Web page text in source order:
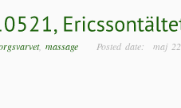
, massage Posted date: maj 22,